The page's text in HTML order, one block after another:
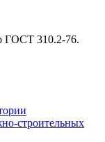
ГОСТ 310.2-76.
строительных